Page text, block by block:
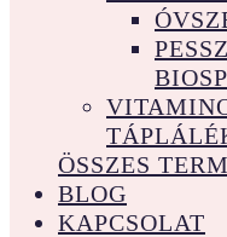
ÖSSZES
BLOG
KAPCSOLAT